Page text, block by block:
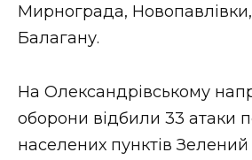
Мирнограда,
Балагану.
На Олександрівському
оборони відбили 33 атаки
населених пунктів Зелений